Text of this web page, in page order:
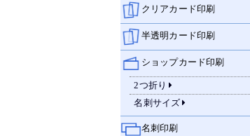
クリアカード印刷
半透明カード印刷
ショップカード印刷
2つ折り
名刺サイズ
名刺印刷